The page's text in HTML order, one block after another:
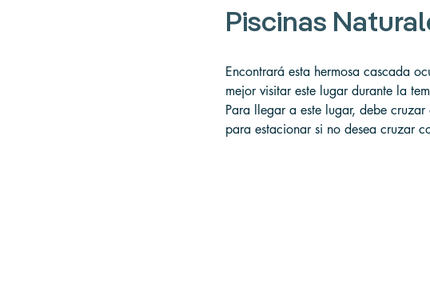
Piscinas
Encontrará esta hermosa cascada
mejor visitar este lugar durante la
Para llegar a este lugar, debe
para estacionar si no desea cruzar